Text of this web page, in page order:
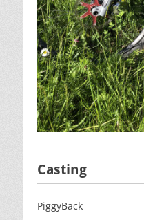
Casting
PiggyBack